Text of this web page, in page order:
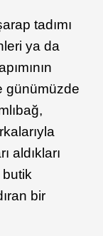
tadımı
ya da
günümüzde
aldıkları
butik
bir